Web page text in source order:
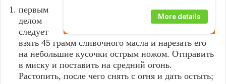
More details
первым
делом
следует
взять 45 грамм сливочного масла и нарезать его
на небольшие кусочки острым ножом. Отправить
в миску и поставить на средний огонь.
Растопить, после чего снять с огня и дать остыть;